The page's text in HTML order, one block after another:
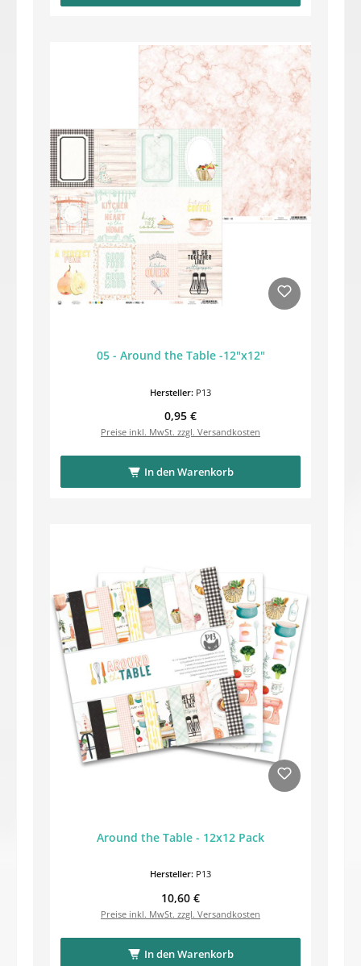
05 - Around the Table -12"x12"
Hersteller: P13
Regulärer Preis:
0,95 €
Preise inkl. MwSt. zzgl. Versandkosten
In den Warenkorb
Around the Table - 12x12 Pack
Hersteller: P13
Regulärer Preis:
10,60 €
Preise inkl. MwSt. zzgl. Versandkosten
In den Warenkorb